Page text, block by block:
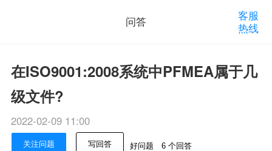
问答
客服
热线
在ISO9001:2008系统中PFMEA属于几
级文件?
2022-02-09 11:00
关注问题 写回答 好问题 6 个回答